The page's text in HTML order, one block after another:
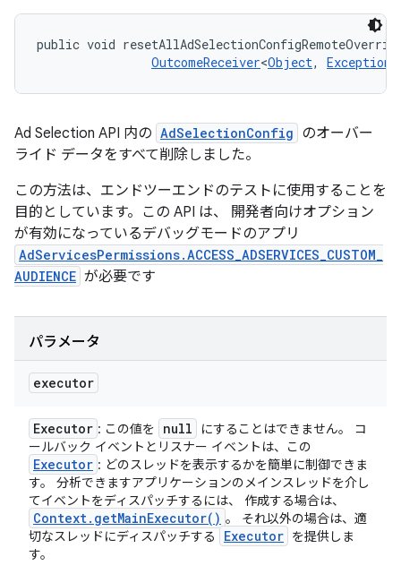
public void
OutcomeReceiver<Object, Exception
Ad Selection API 内の AdSelectionConfig のオーバー
ライド データをすべて削除しました。
この方法は、エンドツーエンドのテストに使用することを
目的としています。この API は、 開発者向けオプション
が有効になっているデバッグモードのアプリ
AdServicesPermissions.ACCESS_ADSERVICES_CUSTOM_
AUDIENCE が必要です
パラメータ
executor
Executor : この値を null
にすることはできません。 コ
ールバック イベントとリスナー イベントは、この
Executor : どのスレッドを表示するかを簡単に制御できま
す。 分析できますアプリケーションのメインスレッドを介し
てイベントをディスパッチするには、 作成する場合は、
Context. getMainExecutor( ) 。 それ以外の場合は、適
切なスレッドにディスパッチする
Executor を提供しま
す。